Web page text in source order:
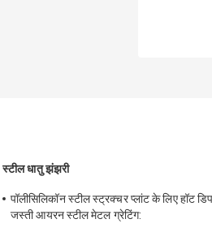
स्टील धातु झंझरी
पॉलीसिलिकॉन स्टील स्ट्रक्चर प्लांट के लिए हॉट डिप
जस्ती आयरन स्टील मेटल ग्रेटिंग: